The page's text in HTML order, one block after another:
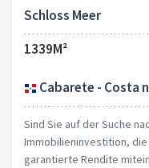
Schloss Meer
1339M²
Cabarete - Costa
Sind Sie auf der Suche
Immobilieninvestition, die
garantierte Rendite